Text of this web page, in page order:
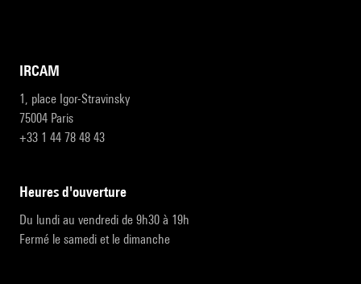
IRCAM
1, place Igor-Stravinsky
75004 Paris
+33 1 44 78 48 43
heures d'ouverture
Du lundi au vendredi de 9h30 à 19h
Fermé le samedi et le dimanche